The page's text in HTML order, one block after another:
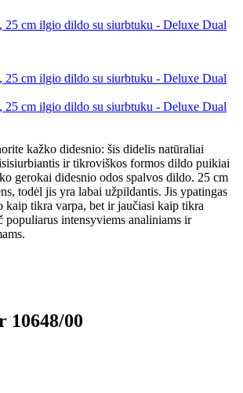
kažko didesnio: šis didelis natūraliai
ir tikroviškos formos dildo puikiai
gerokai didesnio odos spalvos dildo. 25 cm
todėl jis yra labai užpildantis. Jis ypatingas
kaip tikra varpa, bet ir jaučiasi kaip tikra
populiarus intensyviems analiniams ir
10648/00